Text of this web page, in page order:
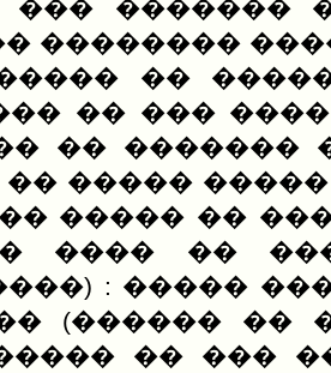
����
������
��������
���� ���
����
�� �����
���� ��
�� ��� ��
�� ����
���� ��
��� �� �����